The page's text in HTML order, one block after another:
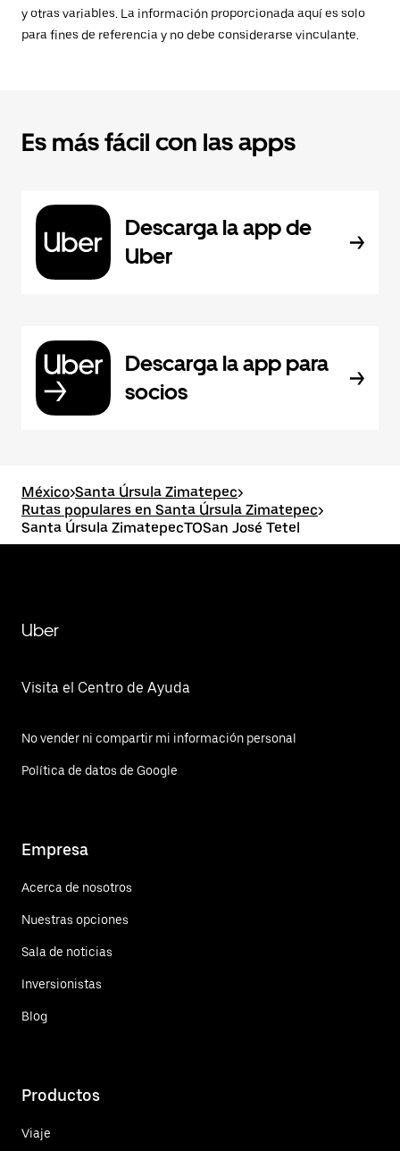
y otras variables. La información proporcionada aquí es solo
para fines de referencia y no debe considerarse vinculante.
Es más fácil con las apps
Descarga la app de
Uber
Descarga la app para
socios
México>Santa Úrsula Zimatepec>
Rutas populares en Santa Úrsula Zimatepec>
Santa Úrsula ZimatepecTOSan José Tetel
Uber
Visita el Centro de Ayuda
No vender ni compartir mi información personal
Política de datos de Google
Empresa
Acerca de nosotros
Nuestras opciones
Sala de noticias
Inversionistas
Blog
Productos
Viaje